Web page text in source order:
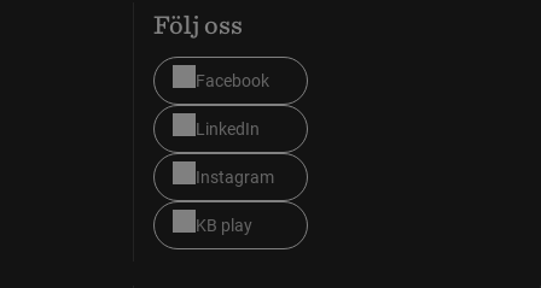
Följ oss
Facebook
LinkedIn
Instagram
KB play